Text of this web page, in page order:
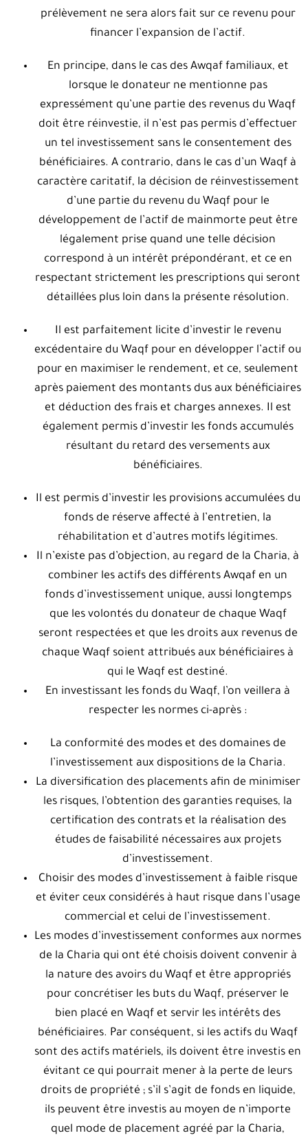
prélèvement ne sera alors fait sur ce revenu pour
financer l’expansion de l’actif.
En principe, dans le cas des Awqaf familiaux, et
lorsque le donateur ne mentionne pas
expressément qu’une partie des revenus du Waqf
doit être réinvestie, il n’est pas permis d’effectuer
un tel investissement sans le consentement des
bénéficiaires. A contrario, dans le cas d’un Waqf à
caractère caritatif, la décision de réinvestissement
d’une partie du revenu du Waqf pour le
développement de l’actif de mainmorte peut être
légalement prise quand une telle décision
correspond à un intérêt prépondérant, et ce en
respectant strictement les prescriptions qui seront
détaillées plus loin dans la présente résolution.
Il est parfaitement licite d’investir le revenu
excédentaire du Waqf pour en développer l’actif ou
pour en maximiser le rendement, et ce, seulement
après paiement des montants dus aux bénéficiaires
et déduction des frais et charges annexes. Il est
également permis d’investir les fonds accumulés
résultant du retard des versements aux
bénéficiaires.
Il est permis d’investir les provisions accumulées du
fonds de réserve affecté à l’entretien, la
réhabilitation et d’autres motifs légitimes.
Il n’existe pas d’objection, au regard de la Charia, à
combiner les actifs des différents Awqaf en un
fonds d’investissement unique, aussi longtemps
que les volontés du donateur de chaque Waqf
seront respectées et que les droits aux revenus de
chaque Waqf soient attribués aux bénéficiaires à
qui le Waqf est destiné.
En investissant les fonds du Waqf, l’on veillera à
respecter les normes ci-après :
La conformité des modes et des domaines de
l’investissement aux dispositions de la Charia.
La diversification des placements afin de minimiser
les risques, l’obtention des garanties requises, la
certification des contrats et la réalisation des
études de faisabilité nécessaires aux projets
d’investissement.
Choisir des modes d’investissement à faible risque
et éviter ceux considérés à haut risque dans l’usage
commercial et celui de l’investissement.
Les modes d’investissement conformes aux normes
de la Charia qui ont été choisis doivent convenir à
la nature des avoirs du Waqf et être appropriés
pour concrétiser les buts du Waqf, préserver le
bien placé en Waqf et servir les intérêts des
bénéficiaires. Par conséquent, si les actifs du Waqf
sont des actifs matériels, ils doivent être investis en
évitant ce qui pourrait mener à la perte de leurs
droits de propriété ; s’il s’agit de fonds en liquide,
ils peuvent être investis au moyen de n’importe
quel mode de placement agréé par la Charia,